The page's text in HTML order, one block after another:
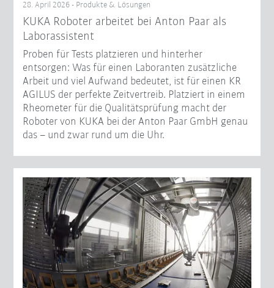
28. April 2026 - Produkte & Lösungen
KUKA Roboter arbeitet bei Anton Paar als
Laborassistent
Proben für Tests platzieren und hinterher
entsorgen: Was für einen Laboranten zusätzliche
Arbeit und viel Aufwand bedeutet, ist für einen KR
AGILUS der perfekte Zeitvertreib. Platziert in einem
Rheometer für die Qualitätsprüfung macht der
Roboter von KUKA bei der Anton Paar GmbH genau
das – und zwar rund um die Uhr.